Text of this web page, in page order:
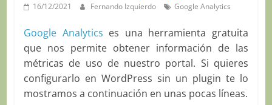
16/12/2021 Fernando Izquierdo Google Analytics
Google Analytics es una herramienta gratuita
que nos permite obtener información de las
métricas de uso de nuestro portal. Si quieres
configurarlo en WordPress sin un plugin te lo
mostramos a continuación en unas pocas líneas.